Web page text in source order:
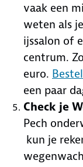
vaak een
weten als
ijssalon of
centrum.
euro.
een paar
Check je
Pech
kun je